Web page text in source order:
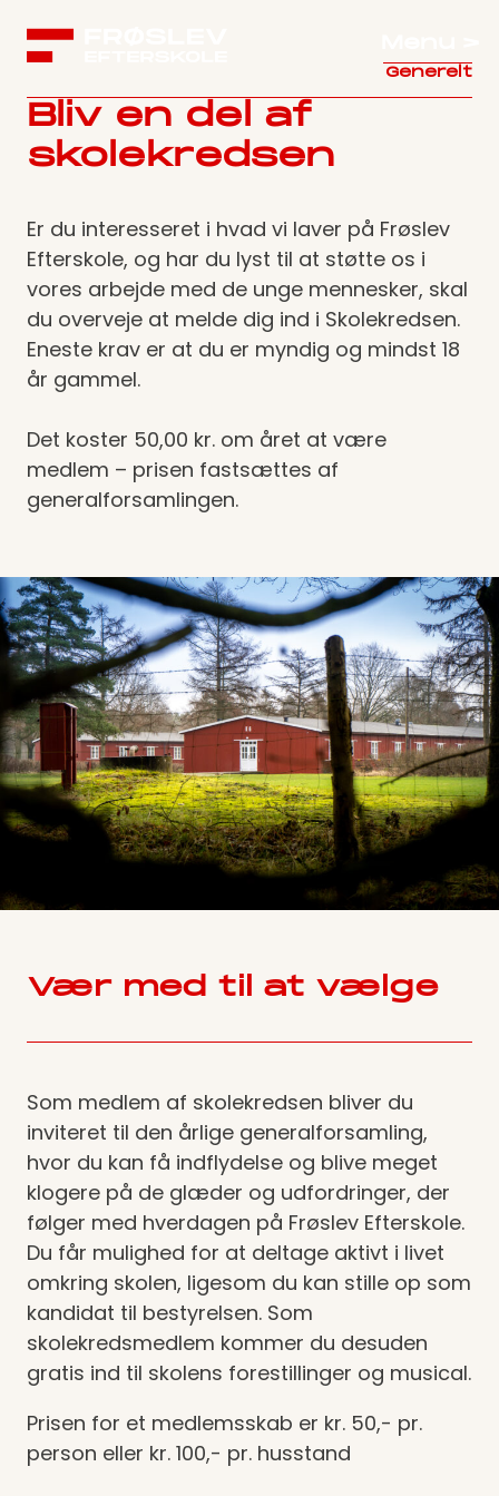
Generelt
Bliv en del af
skolekredsen
Er du interesseret i hvad vi laver på Frøslev
Efterskole, og har du lyst til at støtte os i
vores arbejde med de unge mennesker, skal
du overveje at melde dig ind i Skolekredsen.
Eneste krav er at du er myndig og mindst 18
år gammel.
Det koster 50,00 kr. om året at være
medlem – prisen fastsættes af
generalforsamlingen.
Vær med til at vælge
Som medlem af skolekredsen bliver du
inviteret til den årlige generalforsamling,
hvor du kan få indflydelse og blive meget
klogere på de glæder og udfordringer, der
følger med hverdagen på Frøslev Efterskole.
Du får mulighed for at deltage aktivt i livet
omkring skolen, ligesom du kan stille op som
kandidat til bestyrelsen. Som
skolekredsmedlem kommer du desuden
gratis ind til skolens forestillinger og musical.
Prisen for et medlemsskab er kr. 50,- pr.
person eller kr. 100,- pr. husstand